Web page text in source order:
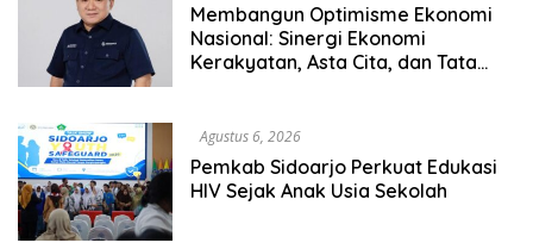
Membangun Optimisme Ekonomi
Nasional: Sinergi Ekonomi
Kerakyatan, Asta Cita, dan Tata
Agustus 6, 2026
Pemkab Sidoarjo Perkuat Edukasi
HIV Sejak Anak Usia Sekolah